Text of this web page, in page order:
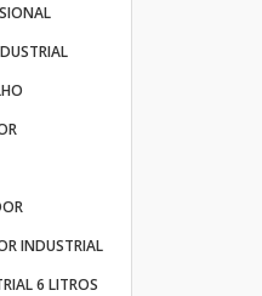
INDUSTRIAL
6 LITROS